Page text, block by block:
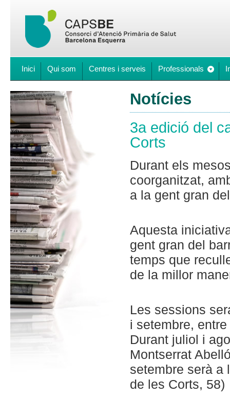
Inici Qui som Centres i serveis Professionals
Notícies
3a edició del
Corts
Durant els
coorganitzat,
a la gent gran
Aquesta
gent gran del
temps que
de la millor
Les sessions
i setembre,
Durant juliol i
Montserrat
setembre serà a
de les Corts, 58)